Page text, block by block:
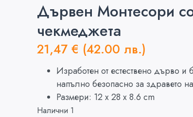
Дървен Монтесори
чекмеджета
21,47 € (42.00 лв.)
Изработен от естествено дърво
напълно безопасно за здравето
Размери: 12 х 28 х 8.6 cm
Налични 1